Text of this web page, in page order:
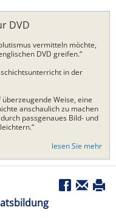
DVD
vermitteln möchte,
DVD greifen.“
in der
Weise, eine
anschaulich zu machen
passgenaues Bild- und
lesen Sie mehr